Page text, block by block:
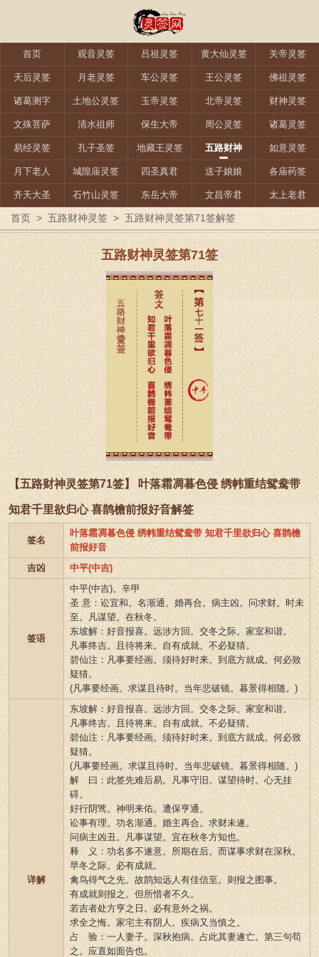
首页 观音灵签 吕祖灵签 黄大仙灵签 关帝灵签
天后灵签 月老灵签 车公灵签 王公灵签 佛祖灵签
诸葛测字 土地公灵签 玉帝灵签 北帝灵签 财神灵签
文殊菩萨 清水祖师 保生大帝 周公灵签 诸葛灵签
易经灵签 孔子圣签 地藏王灵签 五路财神 如意灵签
月下老人 城隍庙灵签 四圣真君 送子娘娘 各庙药签
齐天大圣 石竹山灵签 东岳大帝 文昌帝君 太上老君
首页 > 五路财神灵签 > 五路财神灵签第71签解签
五路财神灵签第71签
【五路财神灵签第71签】 叶落霜凋暮色侵 绣帏重结鸳鸯带
知君千里欲归心 喜鹊檐前报好音解签
签名
叶落霜凋暮色侵 绣帏重结鸳鸯带 知君千里欲归心 喜鹊檐
前报好音
吉凶
中平(中吉)
签语
中平(中吉)。辛甲
圣 意：讼宜和。名渐通。婚再合。病主凶。问求财。时未
至。凡谋望。在秋冬。
东坡解：好音报喜。远涉方回。交冬之际。家室和谐。
凡事终吉。且待将来。自有成就。不必疑猜。
碧仙注：凡事要经画。须待好时来。到底方就成。何必致
疑猜。
(凡事要经画。求谋且待时。当年悲破镜。暮景得相随。)
详解
东坡解：好音报喜。远涉方回。交冬之际。家室和谐。
凡事终吉。且待将来。自有成就。不必疑猜。
碧仙注：凡事要经画。须待好时来。到底方就成。何必致
疑猜。
(凡事要经画。求谋且待时。当年悲破镜。暮景得相随。)
解 曰：此签先难后易。凡事守旧。谋望待时。心无挂
碍。
好行阴骘。神明来佑。遭保亨通。
讼事有理。功名渐通。婚主再合。求财未遂。
问病主凶丑。凡事谋望。宜在秋冬方知也。
释 义：功名多不遂意。所期在后。而谋事求财在深秋。
早冬之际。必有成就。
禽鸟得气之先。故鹊知远人有佳信至。则报之图事。
有成就则报之。但所惜者不久。
若吉者处方亨之日。必有意外之祸。
求全之悔。家宅主有阴人。疾病又当慎之。
占 验：一人妻子。深秋抱病。占此其妻遂亡。第三句苟
之。应直如面告也。